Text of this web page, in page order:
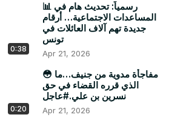
0:38
📊 رسمياً: تحديث هام في
المساعدات الاجتماعية… أرقام
جديدة تهم آلاف العائلات في
تونس
Apr 21, 2026
0:20
😳 مفاجأة مدوية من جنيف…ما
الذي قرره القضاء في حق
نسرين بن علي.#عاجل
Apr 21, 2026